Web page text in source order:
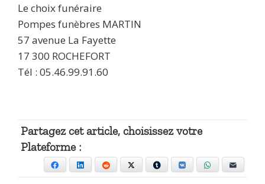
Le choix funéraire
Pompes funèbres MARTIN
57 avenue La Fayette
17 300 ROCHEFORT
Tél : 05.46.99.91.60
Partagez cet article, choisissez votre
Plateforme :
Facebook LinkedIn Reddit Tumblr VKontakte WhatsApp